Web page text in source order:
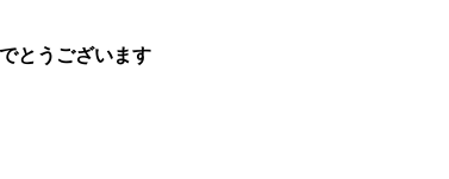
とうございます